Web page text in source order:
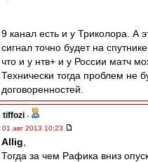
9 канал есть и у Триколора. А
сигнал точно будет на
что и у нтв+ и у России матч
Технически тогда проблем не
договоренностей.
tiffozi -
01 авг 2013 10:23
Allig
Тогда за чем Рафика вниз